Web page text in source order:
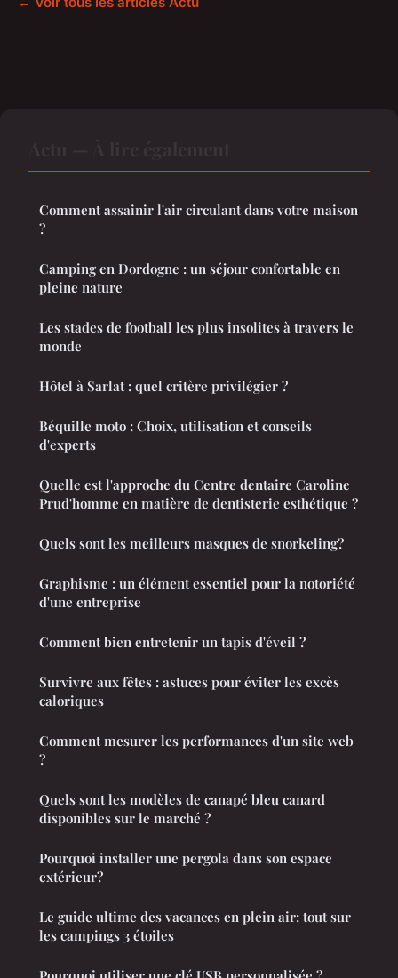
Comment assainir l'air circulant dans votre maison
?
Camping en Dordogne : un séjour confortable en
pleine nature
Les stades de football les plus insolites à travers le
monde
Hôtel à Sarlat : quel critère privilégier ?
Béquille moto : Choix, utilisation et conseils
d'experts
Quelle est l'approche du Centre dentaire Caroline
Prud'homme en matière de dentisterie esthétique ?
Quels sont les meilleurs masques de snorkeling?
Graphisme : un élément essentiel pour la notoriété
d'une entreprise
Comment bien entretenir un tapis d'éveil ?
Survivre aux fêtes : astuces pour éviter les excès
caloriques
Comment mesurer les performances d'un site web
?
Quels sont les modèles de canapé bleu canard
disponibles sur le marché ?
Pourquoi installer une pergola dans son espace
extérieur?
Le guide ultime des vacances en plein air: tout sur
les campings 3 étoiles